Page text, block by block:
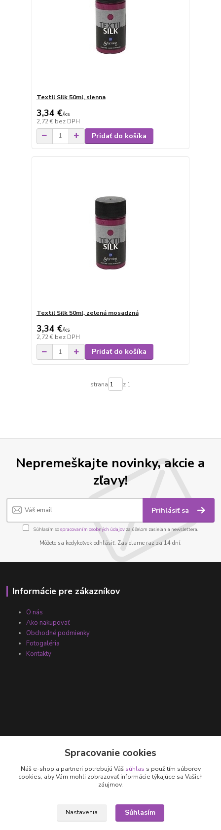
Textil Silk 50ml, sienna
3,34 €/ks
2,72 € bez DPH
Pridať do košíka
Textil Silk 50ml, zelená mosadzná
3,34 €/ks
2,72 € bez DPH
Pridať do košíka
strana z 1
Nepremeškajte novinky, akcie a
zľavy!
Prihlásiť sa
Súhlasím sospracovaním osobných údajov za účelom zasielania newslettera.
Môžete sa kedykoľvek odhlásiť. Zasielame raz za 14 dní.
Informácie pre zákazníkov
O nás
Ako nakupovať
Obchodné podmienky
Fotogaléria
Kontakty
+421 905 531 251
Spracovanie cookies
Náš e-shop a partneri potrebujú Váš súhlas s použitím súborov
cookies, aby Vám mohli zobrazovať informácie týkajúce sa Vašich
záujmov.
Nastavenia Súhlasím